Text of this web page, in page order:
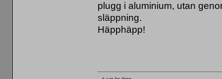
plugg i aluminium, utan
släppning.
Häpphäpp!